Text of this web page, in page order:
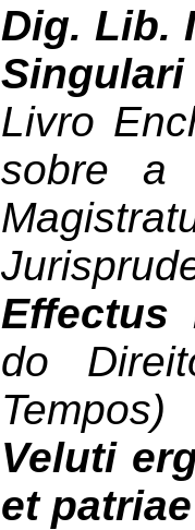
Dig. Lib.
Livro
sobre a
do
Tempos)
Veluti
et